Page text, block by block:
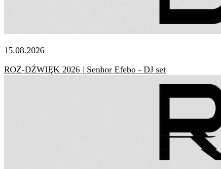
15.08.2026
ROZ-DŹWIĘK 2026 | Senhor Efebo - DJ set